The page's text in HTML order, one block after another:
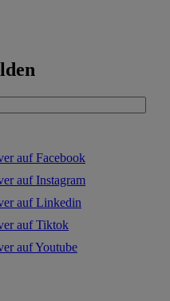
auf Facebook
auf Instagram
auf Linkedin
auf Tiktok
auf Youtube